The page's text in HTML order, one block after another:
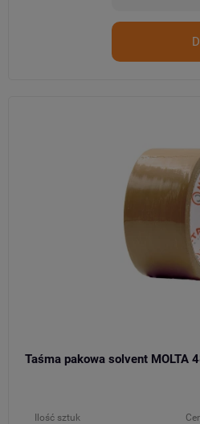
Taśma pakowa solvent MOLTA
Ilość sztuk